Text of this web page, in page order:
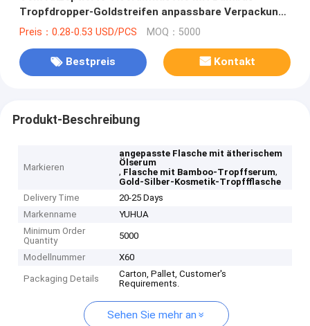
Tropfdropper-Goldstreifen anpassbare Verpackung
für ätherische Öle kosmetische Hautpflege
Preis：0.28-0.53 USD/PCS MOQ：5000
Bestpreis Kontakt
Produkt-Beschreibung
Markieren
angepasste Flasche mit ätherischem
Ölserum
, Flasche mit Bamboo-Tropffserum,
Gold-Silber-Kosmetik-Tropffflasche
Delivery Time
20-25 Days
Markenname
YUHUA
Minimum Order
Quantity
5000
Modellnummer X60
Packaging Details
Carton, Pallet, Customer's
Requirements.
Sehen Sie mehr an